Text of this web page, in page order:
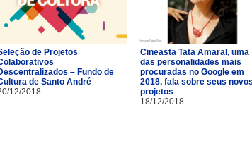
de Projetos
– Fundo de
de Santo André
12/2018
Cineasta Tata Amaral, uma
das personalidades mais
procuradas no Google em
2018, fala sobre seus novos
projetos
18/12/2018